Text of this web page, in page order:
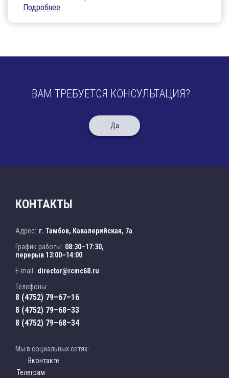
Подробнее
ВАМ ТРЕБУЕТСЯ КОНСУЛЬТАЦИЯ?
Да
КОНТАКТЫ
Адрес: г. Тамбов, Кавалерийская, 7а
График работы: 08:30–17:30,
перерыв 13:00–14:00
E-mail: director@rcmc68.ru
Телефоны:
8 (4752) 79–67–16
8 (4752) 79–68–33
8 (4752) 79–68–34
Мы в социальных сетях:
Вконтакте
Телеграм